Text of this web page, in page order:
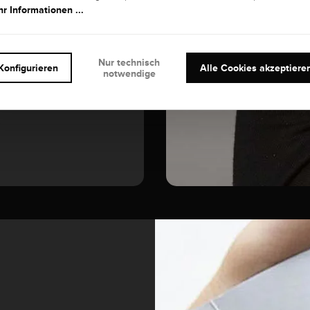
Diamant
Informationen ...
Alle Cookies
Nur technisch
notwendige